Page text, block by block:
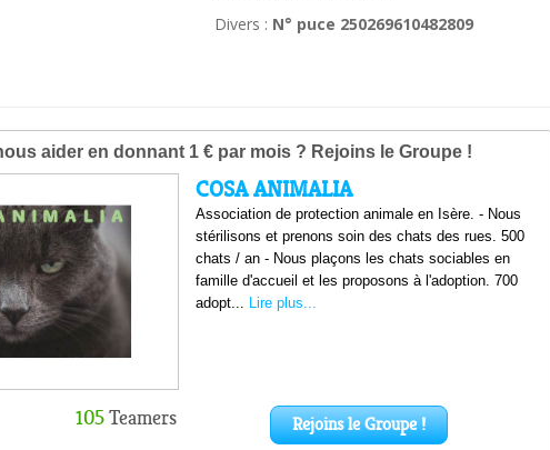
Divers : N° puce 250269610482809